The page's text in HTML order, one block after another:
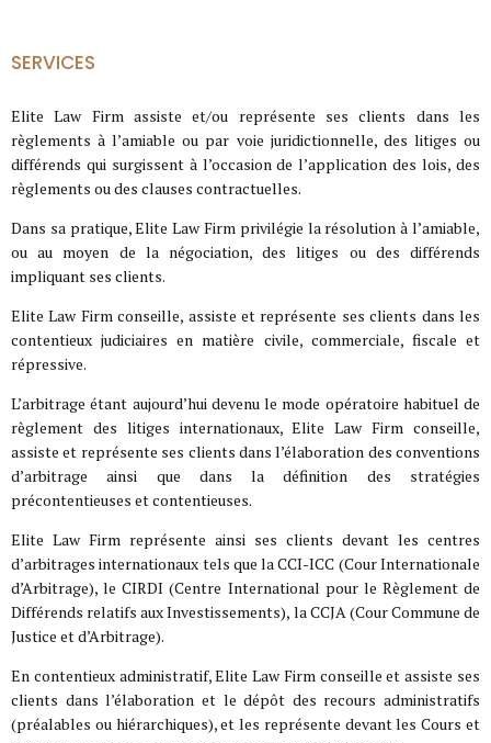
SERVICES
Elite Law Firm assiste et/ou représente ses clients dans les
règlements à l’amiable ou par voie juridictionnelle, des litiges ou
différends qui surgissent à l’occasion de l’application des lois, des
règlements ou des clauses contractuelles.
Dans sa pratique, Elite Law Firm privilégie la résolution à l’amiable,
ou au moyen de la négociation, des litiges ou des différends
impliquant ses clients.
Elite Law Firm conseille, assiste et représente ses clients dans les
contentieux judiciaires en matière civile, commerciale, fiscale et
répressive.
L’arbitrage étant aujourd’hui devenu le mode opératoire habituel de
règlement des litiges internationaux, Elite Law Firm conseille,
assiste et représente ses clients dans l’élaboration des conventions
d’arbitrage ainsi que dans la définition des stratégies
précontentieuses et contentieuses.
Elite Law Firm représente ainsi ses clients devant les centres
d’arbitrages internationaux tels que la CCI-ICC (Cour Internationale
d’Arbitrage), le CIRDI (Centre International pour le Règlement de
Différends relatifs aux Investissements), la CCJA (Cour Commune de
Justice et d’Arbitrage).
En contentieux administratif, Elite Law Firm conseille et assiste ses
clients dans l’élaboration et le dépôt des recours administratifs
(préalables ou hiérarchiques), et les représente devant les Cours et